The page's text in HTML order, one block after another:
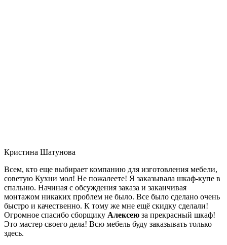
Кристина Шатунова
Всем, кто еще выбирает компанию для изготовления мебели,
советую Кухни мол! Не пожалеете! Я заказывала шкаф-купе в
спальню. Начиная с обсуждения заказа и заканчивая
монтажом никаких проблем не было. Все было сделано очень
быстро и качественно. К тому же мне ещё скидку сделали!
Огромное спасибо сборщику Алексею за прекрасный шкаф!
Это мастер своего дела! Всю мебель буду заказывать только
здесь.